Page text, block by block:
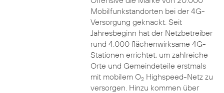
Mobilfunkstandorten bei der 4G-
Versorgung geknackt. Seit
Jahresbeginn hat der Netzbetreiber
rund 4.000 flächenwirksame 4G-
Stationen errichtet, um zahlreiche
Orte und Gemeindeteile erstmals
mit mobilem O2Highspeed-Netz zu
versorgen. Hinzu kommen über